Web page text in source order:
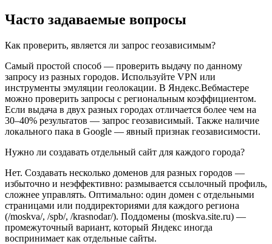
Часто задаваемые вопросы
Как проверить, является ли запрос геозависимым?
Самый простой способ — проверить выдачу по данному
запросу из разных городов. Используйте VPN или
инструменты эмуляции геолокации. В Яндекс.Вебмастере
можно проверить запросы с региональным коэффициентом.
Если выдача в двух разных городах отличается более чем на
30–40% результатов — запрос геозависимый. Также наличие
локального пака в Google — явный признак геозависимости.
Нужно ли создавать отдельный сайт для каждого города?
Нет. Создавать несколько доменов для разных городов —
избыточно и неэффективно: размывается ссылочный профиль,
сложнее управлять. Оптимально: один домен с отдельными
страницами или поддиректориями для каждого региона
(/moskva/, /spb/, /krasnodar/). Поддомены (moskva.site.ru) —
промежуточный вариант, который Яндекс иногда
воспринимает как отдельные сайты.